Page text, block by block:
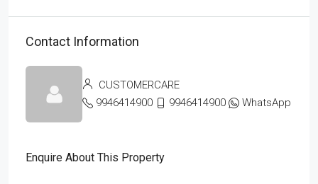
Contact Information
CUSTOMERCARE
9946414900
9946414900 WhatsApp
Enquire About This Property